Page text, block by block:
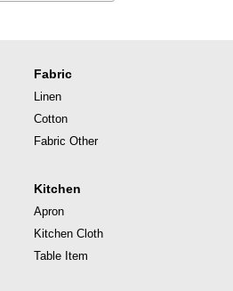
Fabric
Linen
Cotton
Fabric Other
Kitchen
Apron
Kitchen Cloth
Table Item